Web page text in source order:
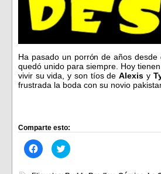
Ha pasado un porrón de años desde
quedó unido para siempre. Hoy
vivir su vida, y son tíos deAlexis y
frustrada la boda con su novio
Comparte esto:
Haz
clic
Haz
clic